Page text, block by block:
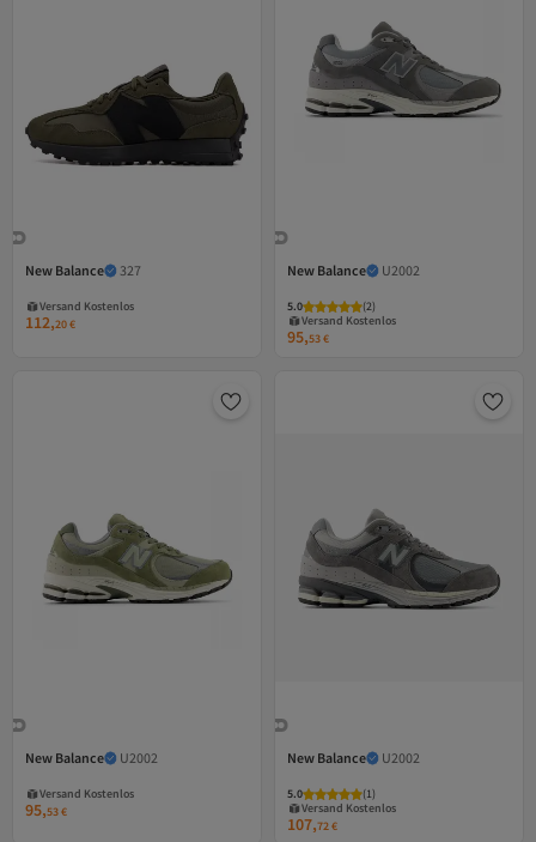
New Balance 327
Versand Kostenlos
Versand Kostenlos
112,20€
New Balance U2002
5.0 (2)
Gratis Versand
Versand Kostenlos
95,53€
New Balance U2002
Versand Kostenlos
Versand Kostenlos
95,53€
New Balance U2002
5.0 (1)
Gratis Versand
Versand Kostenlos
107,72€